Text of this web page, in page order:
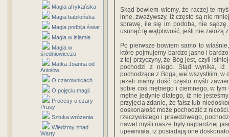
Magia afrykańska
Magia babilońska
Magia podbija świat
Magia w islamie
Magia w
średniowieczu
Matka Joanna od
Aniołów
O czarownicach
O pojęciu magii
Procesy o czary -
Prusy
Sztuka wróżenia
Wiedźmy znad
Warty
Skąd bowiem wiemy, że raczej te
inne, zważywszy, iż często są nie
sprawę, ile się im podoba, nie
usunąć tę wątpliwość, jeśli nie założą
Po pierwsze bowiem samo to
które pojmujemy bardzo jasno i
z tej przyczyny, że Bóg jest, czyli
pochodzi z niego. Stąd wynika,
pochodzące z Boga, we wszystkim, w
jeżeli mamy dość często myśli
sobie coś mętnego i ciemnego, w
mętne jedynie dlatego, iż nie
przyjęcia zdanie, że fałsz lub
doskonałość może pochodzić z
rzeczywistego i prawdziwego,
nawet myśli nasze były najbardziej
upewniała, iż posiadają one